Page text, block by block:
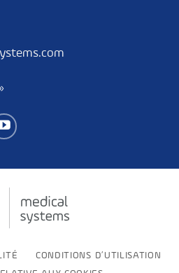
CONDITIONS D’UTILISATION